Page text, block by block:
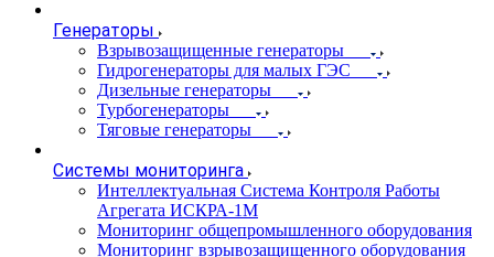
Генераторы
Взрывозащищенные генераторы
Гидрогенераторы для малых ГЭС
Дизельные генераторы
Турбогенераторы
Тяговые генераторы
Системы мониторинга
Интеллектуальная Система Контроля Работы
Агрегата ИСКРА-1М
Мониторинг общепромышленного оборудования
Мониторинг взрывозащищенного оборудования